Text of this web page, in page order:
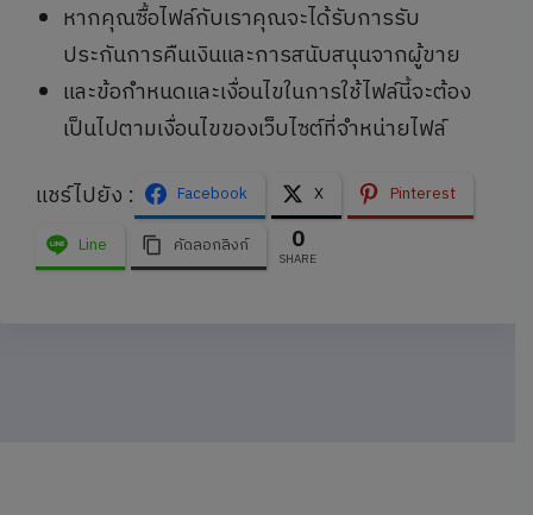
หากคุณซื้อไฟล์กับเราคุณจะได้รับการรับ
ประกันการคืนเงินและการสนับสนุนจากผู้ขาย
และข้อกำหนดและเงื่อนไขในการใช้ไฟล์นี้จะต้อง
เป็นไปตามเงื่อนไขของเว็บไซต์ที่จำหน่ายไฟล์
แชร์ไปยัง :
Facebook X
Pinterest
Line
คัดลอกลิงก์ 0
SHARE